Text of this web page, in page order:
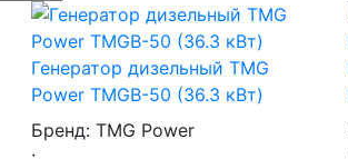
Генератор дизельный TMG
Power TMGB-50 (36.3 кВт)
Бренд: TMG Power